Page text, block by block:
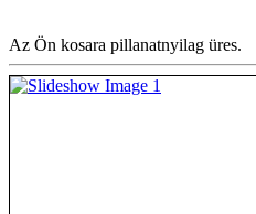
Az Ön kosara pillanatnyilag üres.